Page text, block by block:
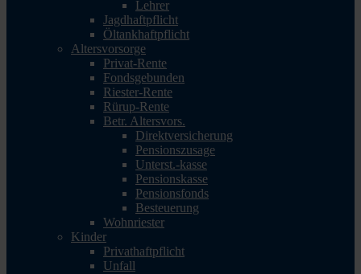
Lehrer
Jagdhaftpflicht
Öltankhaftpflicht
Altersvorsorge
Privat-Rente
Fondsgebunden
Riester-Rente
Rürup-Rente
Betr. Altersvors.
Direktversicherung
Pensionszusage
Unterst.-kasse
Pensionskasse
Pensionsfonds
Besteuerung
Wohnriester
Kinder
Privathaftpflicht
Unfall